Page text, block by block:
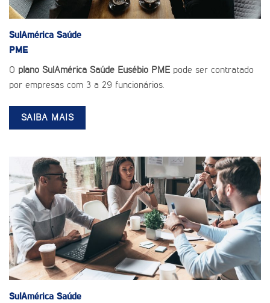
SulAmérica Saúde
PME
O plano SulAmérica Saúde Eusébio PME pode ser contratado
por empresas com 3 a 29 funcionários.
SAIBA MAIS
SulAmérica Saúde